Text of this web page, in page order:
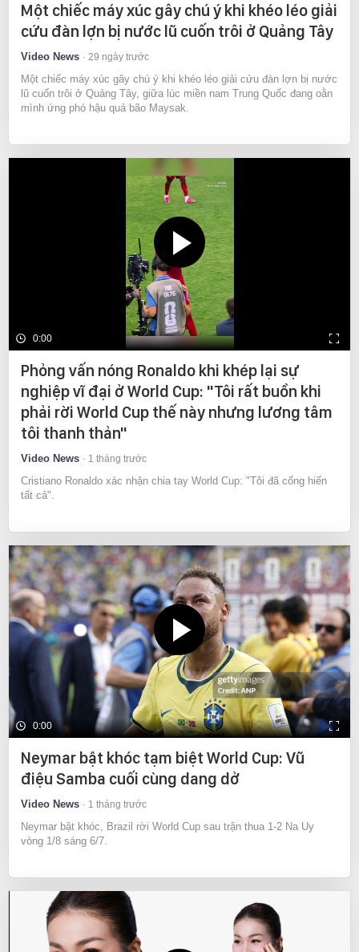
Một chiếc máy xúc gây chú ý khi khéo léo giải
cứu đàn lợn bị nước lũ cuốn trôi ở Quảng Tây
Video News 29 ngày trước
Một chiếc máy xúc gây chú ý khi khéo léo giải cứu đàn lợn bị nước
lũ cuốn trôi ở Quảng Tây, giữa lúc miền nam Trung Quốc đang oằn
mình ứng phó hậu quả bão Maysak.
0:00
Phỏng vấn nóng Ronaldo khi khép lại sự
nghiệp vĩ đại ở World Cup: "Tôi rất buồn khi
phải rời World Cup thế này nhưng lương tâm
tôi thanh thản"
Video News 1 tháng trước
Cristiano Ronaldo xác nhận chia tay World Cup: "Tôi đã cống hiến
tất cả".
0:00
Neymar bật khóc tạm biệt World Cup: Vũ
điệu Samba cuối cùng dang dở
Video News 1 tháng trước
Neymar bật khóc, Brazil rời World Cup sau trận thua 1-2 Na Uy
vòng 1/8 sáng 6/7.